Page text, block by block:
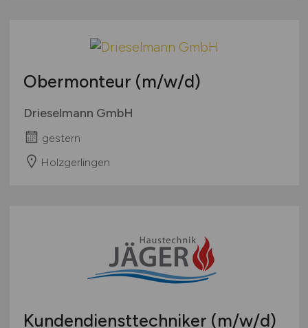
Obermonteur (m/w/d)
Drieselmann GmbH
gestern
Holzgerlingen
Kundendiensttechniker (m/w/d)